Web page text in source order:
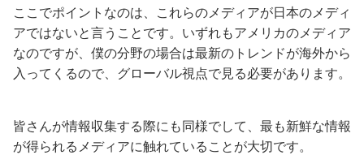
ここでポイントなのは、これらのメディアが日本のメディ
アではないと言うことです。いずれもアメリカのメディア
なのですが、僕の分野の場合は最新のトレンドが海外から
入ってくるので、グローバル視点で見る必要があります。
皆さんが情報収集する際にも同様でして、最も新鮮な情報
が得られるメディアに触れていることが大切です。